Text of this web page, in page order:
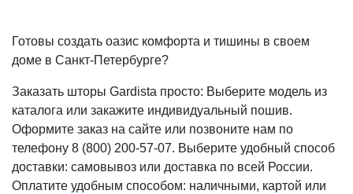
РФ
оригинальный продукт, а не аналог или копию.
Подробная информация о патентах с описанием
и фотографиями документов доступна на
странице:Патенты Gardista
Готовы создать оазис комфорта и тишины в своем
доме в Санкт-Петербурге?
Заказать шторы Gardista просто: Выберите модель из
каталога или закажите индивидуальный пошив.
Оформите заказ на сайте или позвоните нам по
телефону 8 (800) 200-57-07. Выберите удобный способ
доставки: самовывоз или доставка по всей России.
Оплатите удобным способом: наличными, картой или